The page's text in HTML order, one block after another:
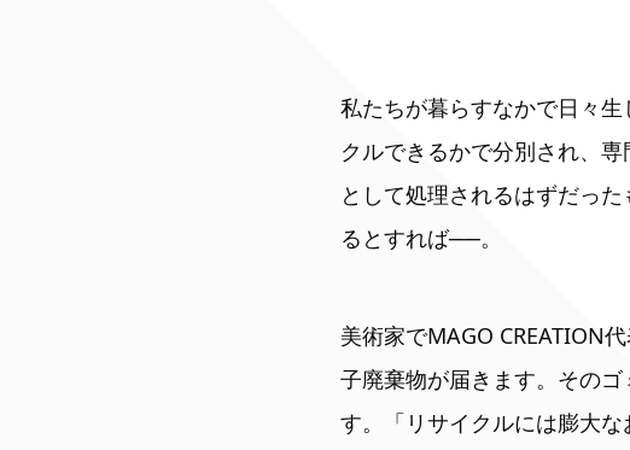
私たちが暮らすなかで日々
クルできるかで分別され、
として処理されるはずだっ
るとすれば──。
美術家でMAGO CREATION
子廃棄物が届きます。その
す。「リサイクルには膨大